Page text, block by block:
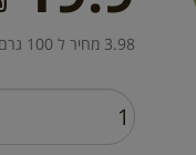
3.98 מחיר ל 100 גרם